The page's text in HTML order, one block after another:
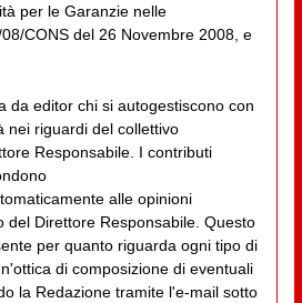
per le Garanzie nelle
CONS del 26 Novembre 2008, e
da editor chi si autogestiscono con
nei riguardi del collettivo
Responsabile. I contributi
alle opinioni
del Direttore Responsabile. Questo
per quanto riguarda ogni tipo di
di composizione di eventuali
la Redazione tramite l'e-mail sotto